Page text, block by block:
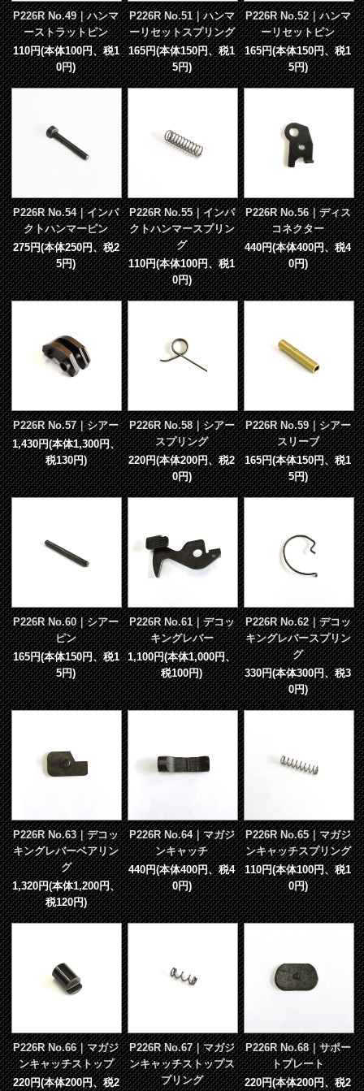
P226R No.49｜ハンマ
ーストラットピン
110円(本体100円、税1
0円)
P226R No.51｜ハンマ
ーリセットスプリング
165円(本体150円、税1
5円)
P226R No.52｜ハンマ
ーリセットピン
165円(本体150円、税1
5円)
P226R No.54｜インパ
クトハンマーピン
275円(本体250円、税2
5円)
P226R No.55｜インパ
クトハンマースプリン
グ
110円(本体100円、税1
0円)
P226R No.56｜ディス
コネクター
440円(本体400円、税4
0円)
P226R No.57｜シアー
1,430円(本体1,300円、
税130円)
P226R No.58｜シアー
スプリング
220円(本体200円、税2
0円)
P226R No.59｜シアー
スリーブ
165円(本体150円、税1
5円)
P226R No.60｜シアー
ピン
165円(本体150円、税1
5円)
P226R No.61｜デコッ
キングレバー
1,100円(本体1,000円、
税100円)
P226R No.62｜デコッ
キングレバースプリン
グ
330円(本体300円、税3
0円)
P226R No.63｜デコッ
キングレバーベアリン
グ
1,320円(本体1,200円、
税120円)
P226R No.64｜マガジ
ンキャッチ
440円(本体400円、税4
0円)
P226R No.65｜マガジ
ンキャッチスプリング
110円(本体100円、税1
0円)
P226R No.66｜マガジ
ンキャッチストップ
220円(本体200円、税2
P226R No.67｜マガジ
ンキャッチストップス
プリング
P226R No.68｜サポー
トプレート
220円(本体200円、税2